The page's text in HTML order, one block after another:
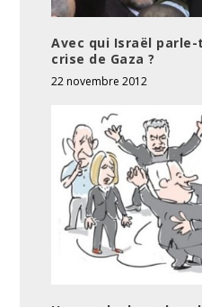
Avec qui Israël
crise de Gaza ?
22 novembre 2012